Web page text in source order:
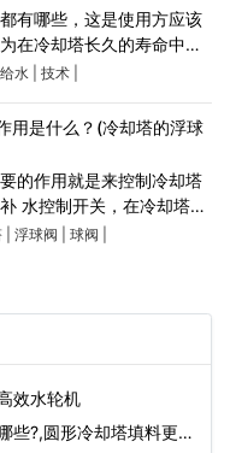
有哪些，这是使用方应该
在冷却塔长久的寿命中，
料更换和其他配件维修方
给水| 技术|
用是什么？(冷却塔的浮球
的作用就是来控制冷却塔
水控制开关，在冷却塔水
呢，浮球阀低于水位线，
| 浮球阀 球阀
效水轮机
些?,圆形冷却塔填料更